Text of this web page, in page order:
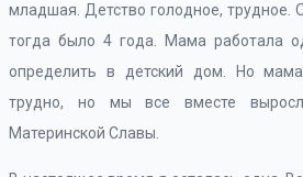
младшая. Детство голодное, трудное.
тогда было 4 года. Мама работала
определить в детский дом. Но
трудно, но мы все вместе
Материнской Славы.